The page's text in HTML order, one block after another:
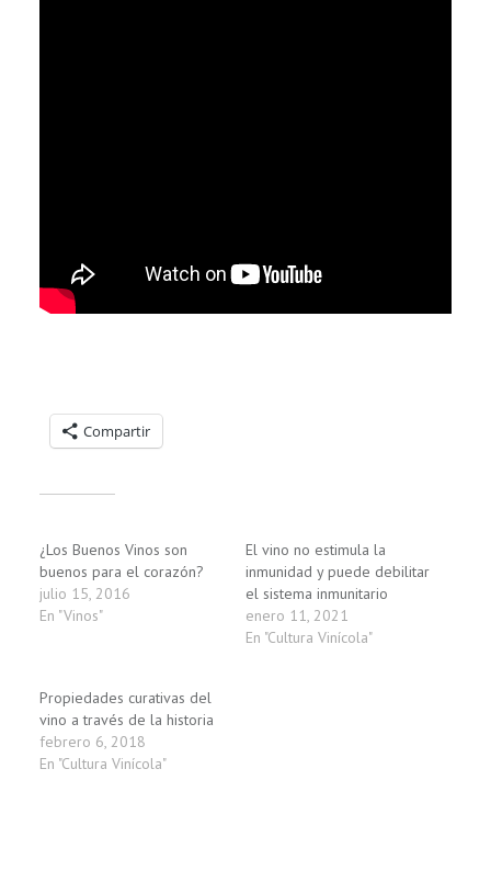
Compartir
¿Los Buenos Vinos son
buenos para el corazón?
julio 15, 2016
En "Vinos"
El vino no estimula la
inmunidad y puede debilitar
el sistema inmunitario
enero 11, 2021
En "Cultura Vinícola"
Propiedades curativas del
vino a través de la historia
febrero 6, 2018
En "Cultura Vinícola"